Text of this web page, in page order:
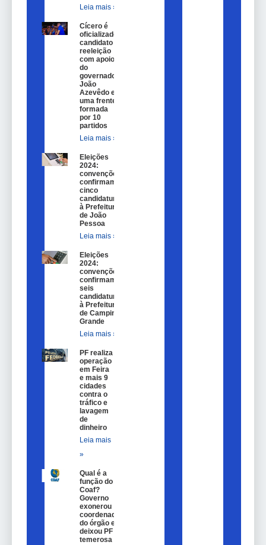
Leia mais »
Cícero é
oficializado
candidato a
reeleição
com apoio
do
governador
João
Azevêdo e
uma frente
formada
por 10
partidos
Leia mais »
Eleições
2024:
convenções
confirmam
cinco
candidaturas
à Prefeitura
de João
Pessoa
Leia mais »
Eleições
2024:
convenções
confirmam
seis
candidaturas
à Prefeitura
de Campina
Grande
Leia mais »
PF realiza
operação
em Feira
e mais 9
cidades
contra o
tráfico e
lavagem
de
dinheiro
Leia mais
»
Qual é a
função do
Coaf?
Governo
exonerou
coordenador
do órgão e
deixou PF
temerosa